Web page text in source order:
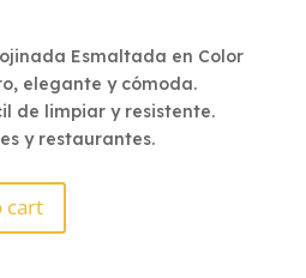
Esmaltada en Color
elegante y cómoda.
de limpiar y resistente.
y restaurantes.
cart